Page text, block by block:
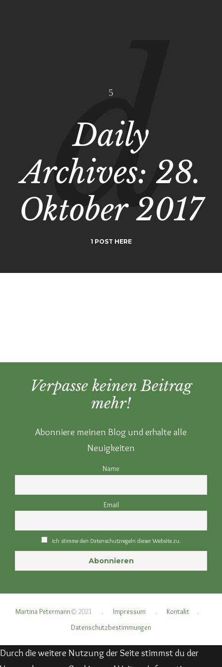
Daily
Archives: 28.
Oktober 2017
1 POST HERE
Verpasse keinen Beitrag
mehr!
Abonniere meinen Blog und erhalte alle
Neuigkeiten
Name
Email
Ich stimme den Datenschutzregeln dieser Website zu.
Martina Petermann© 2021 . Impressum . Kontakt
.
Datenschutzbestimmungen
Durch die weitere Nutzung der Seite stimmst du der